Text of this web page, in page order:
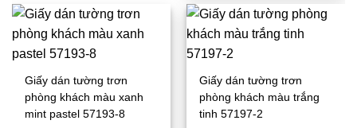
Giấy dán tường trơn
phòng khách màu xanh
mint pastel 57193-8
Giấy dán tường trơn
phòng khách màu trắng
tinh 57197-2